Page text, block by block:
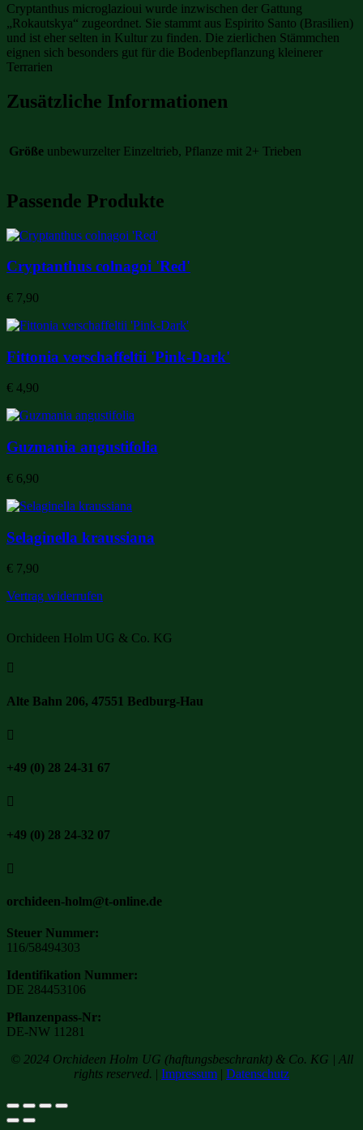
Cryptanthus microglazioui wurde inzwischen der Gattung
„Rokautskya“ zugeordnet. Sie stammt aus Espirito Santo (Brasilien)
und ist eher selten in Kultur zu finden. Die zierlichen Stämmchen
eignen sich besonders gut für die Bodenbepflanzung kleinerer
Terrarien
Zusätzliche Informationen
Größe unbewurzelter Einzeltrieb, Pflanze mit 2+ Trieben
Passende Produkte
Cryptanthus colnagoi 'Red'
€ 7,90
Fittonia verschaffeltii 'Pink-Dark'
€ 4,90
Guzmania angustifolia
€ 6,90
Selaginella kraussiana
€ 7,90
Vertrag widerrufen
Orchideen Holm UG & Co. KG

Alte Bahn 206, 47551 Bedburg-Hau

+49 (0) 28 24-31 67

+49 (0) 28 24-32 07

orchideen-holm@t-online.de
Steuer Nummer:
116/58494303
Identifikation Nummer:
DE 284453106
Pflanzenpass-Nr:
DE-NW 11281
© 2024 Orchideen Holm UG (haftungsbeschrankt) & Co. KG | All
rights reserved. | Impressum | Datenschutz